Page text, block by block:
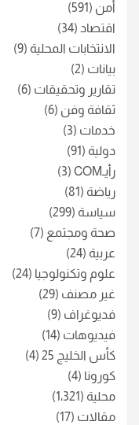
أمن (591)
اقتصاد (34)
الانتخابات المحلية (9)
بيانات (2)
تقارير وتحقيقات (6)
ثقافة وفن (6)
خدمات (3)
دولية (91)
رأيـCOM
(3)
رياضة (81)
سياسة (299)
صحة ومجتمع (7)
عربية (24)
علوم وتكنولوجيا (24)
غير مصنف (29)
فديوغراف (9)
فيديوهات (14)
كأس الخليج 25
(4)
كورونا (4)
محلية (1٬321)
مقالات (17)